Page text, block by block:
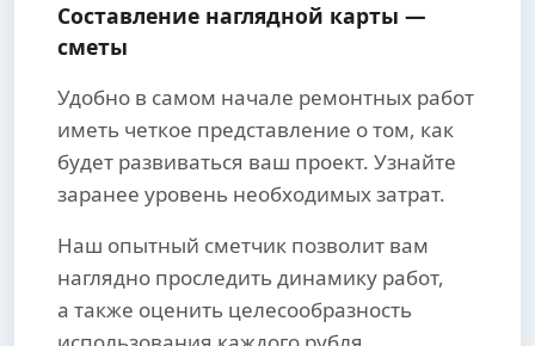
Составление наглядной карты —
сметы
Удобно в самом начале ремонтных работ
иметь четкое представление о том, как
будет развиваться ваш проект. Узнайте
заранее уровень необходимых затрат.
Наш опытный сметчик позволит вам
наглядно проследить динамику работ,
а также оценить целесообразность